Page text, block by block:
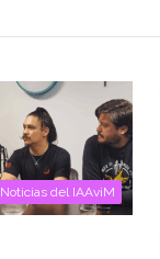
Noticias del IAAviM